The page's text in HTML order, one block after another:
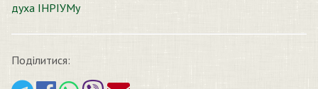
духа ІНРІУМу
Поділитися: